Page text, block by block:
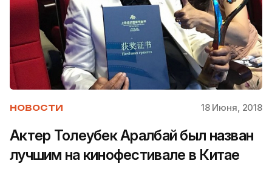
НОВОСТИ 18 Июня, 2018
Актер Толеубек Аралбай был назван
лучшим на кинофестивале в Китае